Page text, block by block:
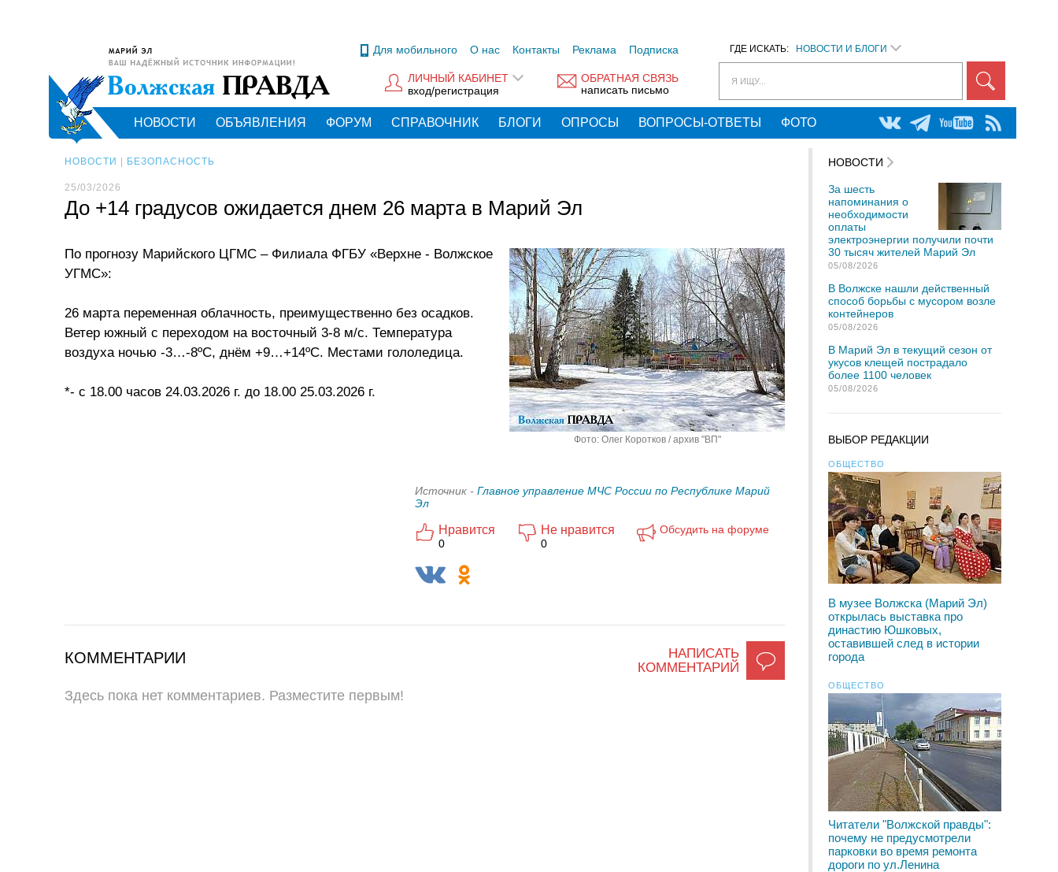
ГДЕ ИСКАТЬ: НОВОСТИ И БЛОГИ
Я ИЩУ...
Для мобильного О нас Контакты Реклама Подписка
ОБРАТНАЯ СВЯЗЬ
написать письмо
ЛИЧНЫЙ КАБИНЕТ
вход/регистрация
НОВОСТИ ОБЪЯВЛЕНИЯ ФОРУМ СПРАВОЧНИК БЛОГИ ОПРОСЫ ВОПРОСЫ-ОТВЕТЫ ФОТО
НОВОСТИ БЕЗОПАСНОСТЬ
25/03/2026
До +14 градусов ожидается днем 26 марта в Марий Эл
Фото: Олег Коротков / архив "ВП"
По прогнозу Марийского ЦГМС – Филиала ФГБУ «Верхне - Волжское
УГМС»:
26 марта переменная облачность, преимущественно без осадков.
Ветер южный с переходом на восточный 3-8 м/с. Температура
воздуха ночью -3…-8ºС, днём +9…+14ºС. Местами гололедица.
*- с 18.00 часов 24.03.2026 г. до 18.00 25.03.2026 г.
Источник - Главное управление МЧС России по Республике Марий
Эл
Нравится
0
Не нравится
0
Обсудить на форуме
НАПИСАТЬ
КОММЕНТАРИЙ
КОММЕНТАРИИ
Здесь пока нет комментариев. Разместите первым!
НОВОСТИ
За шесть
напоминания о
необходимости
оплаты
электроэнергии получили почти
30 тысяч жителей Марий Эл
05/08/2026
В Волжске нашли действенный
способ борьбы с мусором возле
контейнеров
05/08/2026
В Марий Эл в текущий сезон от
укусов клещей пострадало
более 1100 человек
05/08/2026
ВЫБОР РЕДАКЦИИ
ОБЩЕСТВО
В музее Волжска (Марий Эл)
открылась выставка про
династию Юшковых,
оставившей след в истории
города
ОБЩЕСТВО
Читатели "Волжской правды":
почему не предусмотрели
парковки во время ремонта
дороги по ул.Ленина